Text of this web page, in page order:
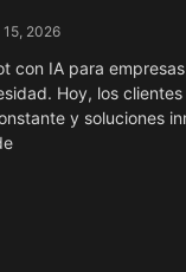
15, 2026
con IA para
Hoy, los
y soluciones